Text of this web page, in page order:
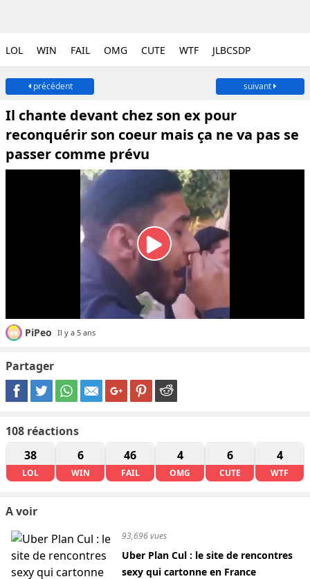
LOL WIN FAIL OMG CUTE WTF JLBCSDP
précédent suivant
Il chante devant chez son ex pour
reconquérir son coeur mais ça ne va pas se
passer comme prévu
PiPeo Il y a 5 ans
Partager
108 réactions
38
LOL
6
WIN
46
FAIL
4
OMG
6
CUTE
4
WTF
A voir
93,696 vues
Uber Plan Cul : le site de rencontres
sexy qui cartonne en France